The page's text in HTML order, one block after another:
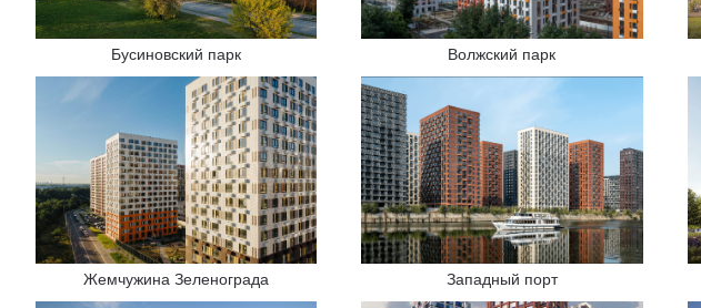
Бусиновский парк Волжский парк
Жемчужина Зеленограда Западный порт